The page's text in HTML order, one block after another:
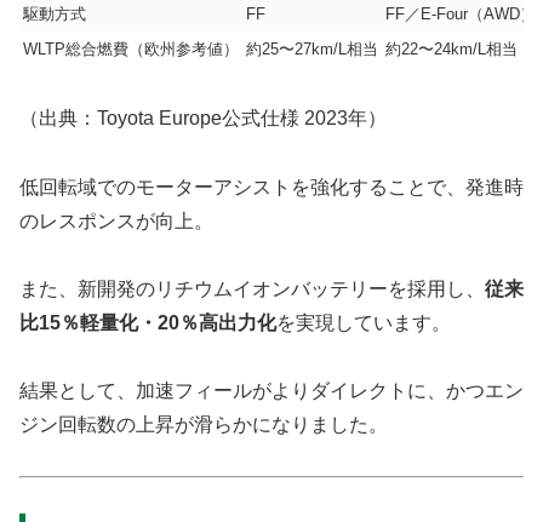
駆動方式
FF
FF／E-Four（AWD）
WLTP総合燃費（欧州参考値）
約25〜27km/L相当 約22〜24km/L相当
（出典：Toyota Europe公式仕様 2023年）
低回転域でのモーターアシストを強化することで、発進時
のレスポンスが向上。
また、新開発のリチウムイオンバッテリーを採用し、 従来
比15％軽量化・20％高出力化を実現しています。
結果として、加速フィールがよりダイレクトに、かつエン
ジン回転数の上昇が滑らかになりました。